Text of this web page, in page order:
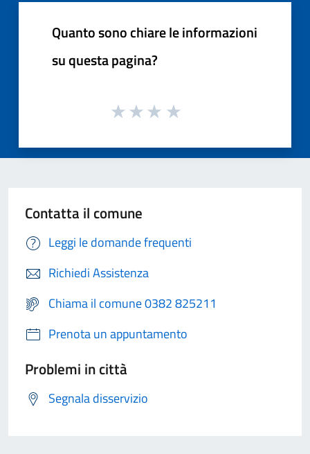
Quanto sono chiare le informazioni
su questa pagina?
Contatta il comune
Leggi le domande frequenti
Richiedi Assistenza
Chiama il comune 0382 825211
Prenota un appuntamento
Problemi in città
Segnala disservizio